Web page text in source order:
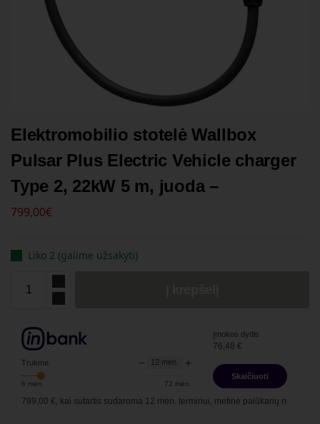
Elektromobilio stotelė Wallbox
Pulsar Plus Electric Vehicle charger
Type 2, 22kW 5 m, juoda –
799,00€
Liko 2 (galime užsakyti)
Trukmė: − 12 mėn. +
6 mėn. 72 mėn.
Įmokos dydis
76,48 €
Skaičiuoti
799,00€, kai sutartis sudaroma12mėn. terminui, metinė palūkanų norma –